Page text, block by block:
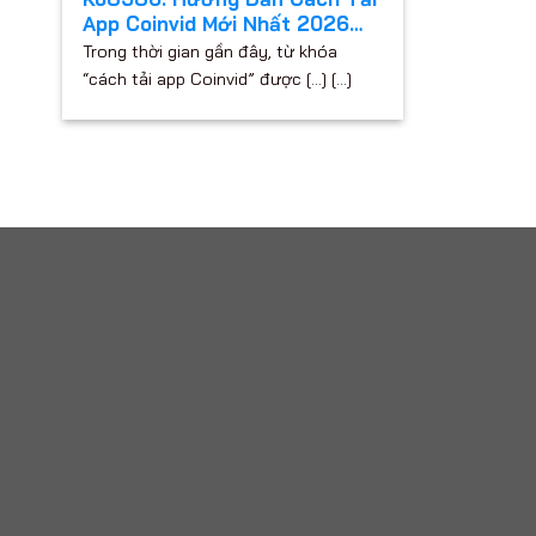
App Coinvid Mới Nhất 2026
Chi Tiết Và Dễ Hiểu
Trong thời gian gần đây, từ khóa
“cách tải app Coinvid” được [...] [...]